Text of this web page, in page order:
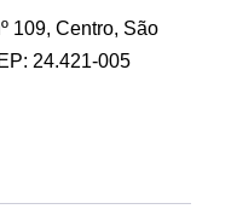
109, Centro, São
24.421-005